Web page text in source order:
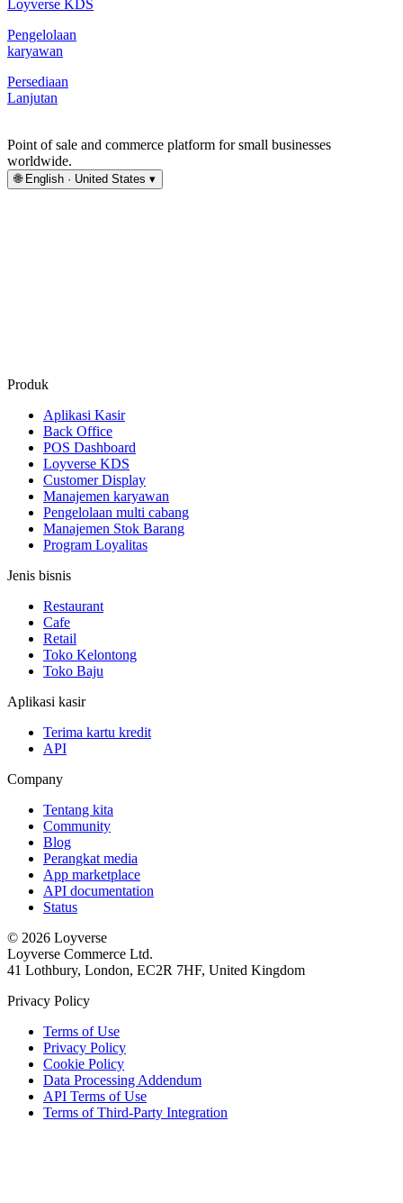
Loyverse KDS
Pengelolaan
karyawan
Persediaan
Lanjutan
Point of sale and commerce platform for small businesses
worldwide.
🌐 English · United States ▾
Produk
Aplikasi Kasir
Back Office
POS Dashboard
Loyverse KDS
Customer Display
Manajemen karyawan
Pengelolaan multi cabang
Manajemen Stok Barang
Program Loyalitas
Jenis bisnis
Restaurant
Cafe
Retail
Toko Kelontong
Toko Baju
Aplikasi kasir
Terima kartu kredit
API
Company
Tentang kita
Community
Blog
Perangkat media
App marketplace
API documentation
Status
© 2026 Loyverse
Loyverse Commerce Ltd.
41 Lothbury, London, EC2R 7HF, United Kingdom
Privacy Policy
Terms of Use
Privacy Policy
Cookie Policy
Data Processing Addendum
API Terms of Use
Terms of Third-Party Integration